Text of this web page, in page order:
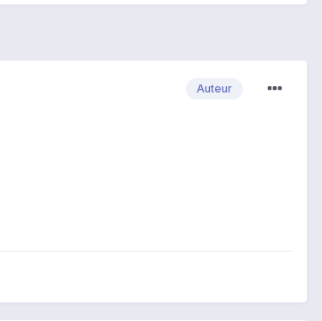
Auteur